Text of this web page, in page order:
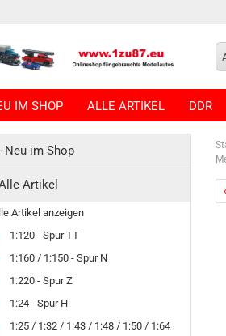
IM SHOP ALLE ARTIKEL DDR
Neu im Shop
Artikel
Artikel anzeigen
1:120 - Spur TT
1:160 / 1:150 - Spur N
1:220 - Spur Z
1:24 - Spur H
1:25 / 1:32 / 1:43 / 1:48 / 1:50 / 1:64